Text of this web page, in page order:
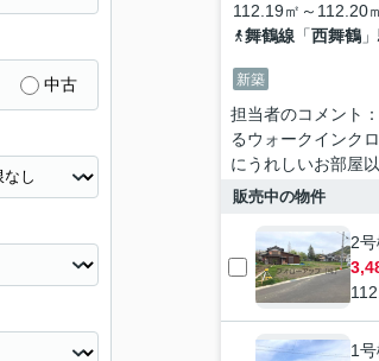
112.19㎡～112.20
舞鶴線「西舞鶴
新築
担当者のコメント
るウォークインク
にうれしいお部屋
販売中の物件
2号
1
中古